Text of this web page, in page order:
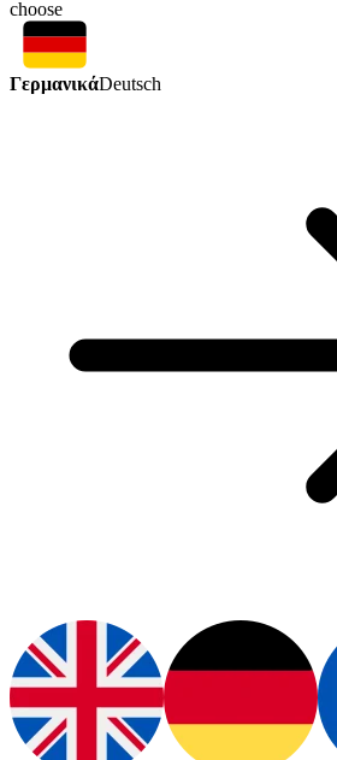
choose
ΓερμανικάDeutsch